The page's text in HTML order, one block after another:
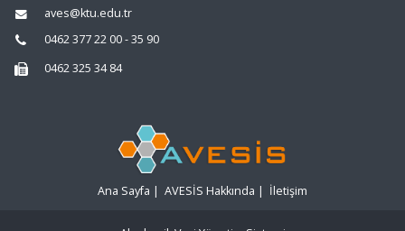
aves@ktu.edu.tr
0462 377 22 00 - 35 90
0462 325 34 84
Ana Sayfa | AVESİS Hakkında | İletişim